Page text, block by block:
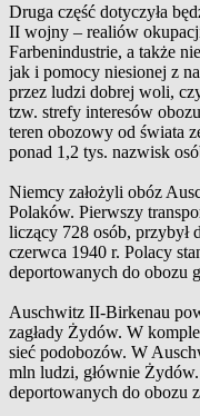
Druga część dotyczyła
II wojny – realiów
Farbenindustrie, a także
jak i pomocy niesionej z
przez ludzi dobrej woli,
tzw. strefy interesów
teren obozowy od świata
ponad 1,2 tys. nazwisk
Niemcy założyli obóz
Polaków. Pierwszy
liczący 728 osób,
czerwca 1940 r. Polacy
deportowanych do obozu
Auschwitz II-Birkenau
zagłady Żydów. W
sieć podobozów. W
mln ludzi, głównie
deportowanych do obozu